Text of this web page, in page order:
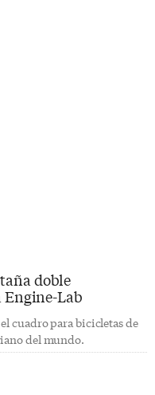
cuadro para bicicletas de
del mundo.